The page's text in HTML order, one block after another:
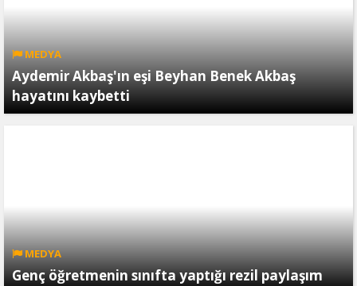
MEDYA
Aydemir Akbaş'ın eşi Beyhan Benek Akbaş
hayatını kaybetti
MEDYA
Genç öğretmenin sınıfta yaptığı rezil paylaşım